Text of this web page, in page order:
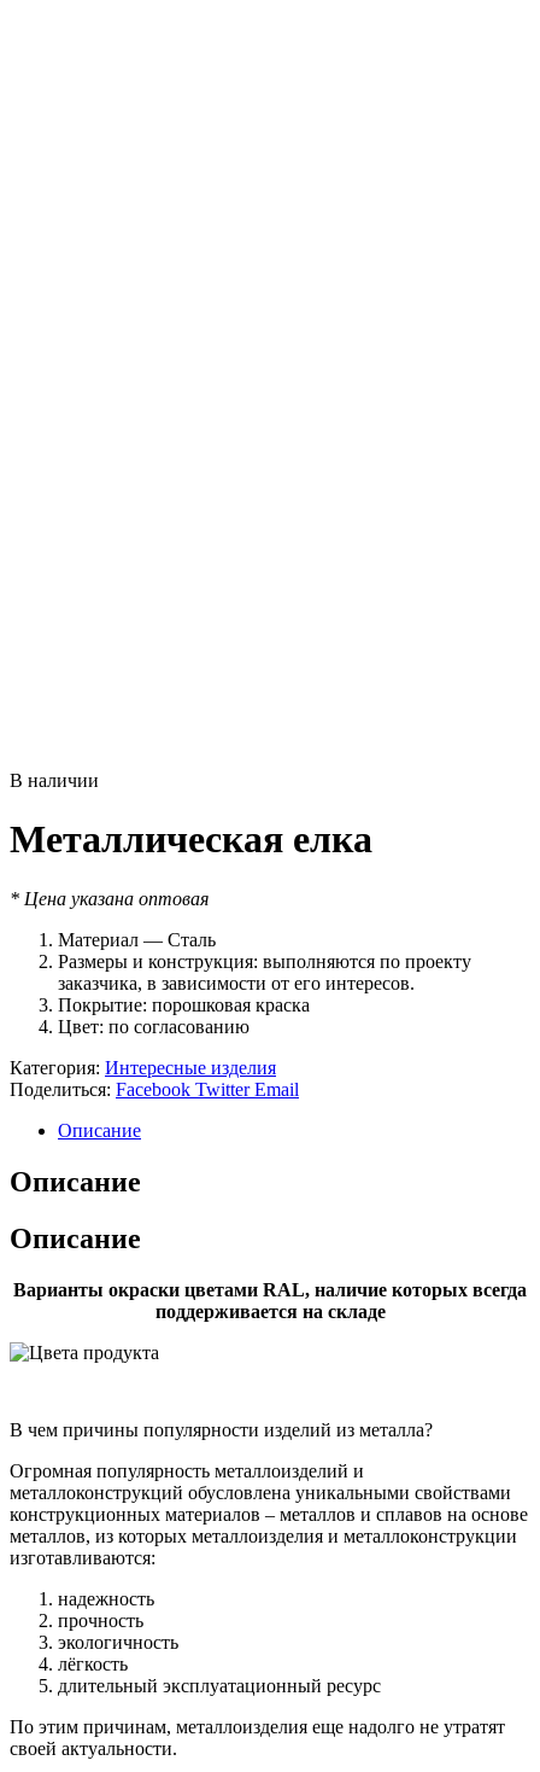
В наличии
Металлическая елка
* Цена указана оптовая
Материал — Сталь
Размеры и конструкция: выполняются по проекту
заказчика, в зависимости от его интересов.
Покрытие: порошковая краска
Цвет: по согласованию
Категория: Интересные изделия
Поделиться: Facebook Twitter Email
Описание
Описание
Описание
Варианты окраски цветами RAL, наличие которых всегда
поддерживается на складе
В чем причины популярности изделий из металла?
Огромная популярность металлоизделий и
металлоконструкций обусловлена уникальными свойствами
конструкционных материалов – металлов и сплавов на основе
металлов, из которых металлоизделия и металлоконструкции
изготавливаются:
надежность
прочность
экологичность
лёгкость
длительный эксплуатационный ресурс
По этим причинам, металлоизделия еще надолго не утратят
своей актуальности.